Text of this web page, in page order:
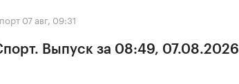
07 авг, 09:31
Выпуск за 08:49, 07.08.2026